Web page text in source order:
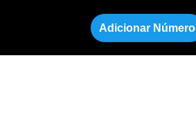
Adicionar Número